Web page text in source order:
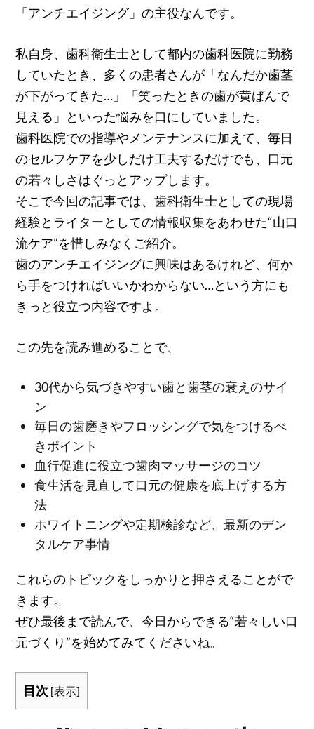
「アンチエイジング」の主役なんです。
私自身、歯科衛生士として都内の歯科医院に勤務
していたとき、多くの患者さんが「なんだか歯茎
が下がってきた…」「笑ったときの歯が黄ばんで
見える」といった悩みを口にしていました。
歯科医院での指導やメンテナンスに加えて、毎日
のセルフケアを少しだけ工夫するだけでも、口元
の若々しさはぐっとアップします。
そこで今回の記事では、歯科衛生士としての現場
経験とライターとしての情報収集をあわせた“山口
流ケア”を惜しみなくご紹介。
歯のアンチエイジングに興味はあるけれど、何か
ら手をつければいいかわからない…という方にも
きっと役立つ内容ですよ。
この先を読み進めることで、
30代から気づきやすい歯と歯茎の衰えのサイ
ン
毎日の歯磨きやフロッシングで気をつけるべ
きポイント
血行促進に役立つ歯肉マッサージのコツ
食生活を見直して口元の健康を底上げする方
法
ホワイトニングや定期検診など、最新のデン
タルケア事情
これらのトピックをしっかりと押さえることがで
きます。
ぜひ最後まで読んで、今日からできる“若々しい口
元づくり”を始めてみてくださいね。
目次 [表示]